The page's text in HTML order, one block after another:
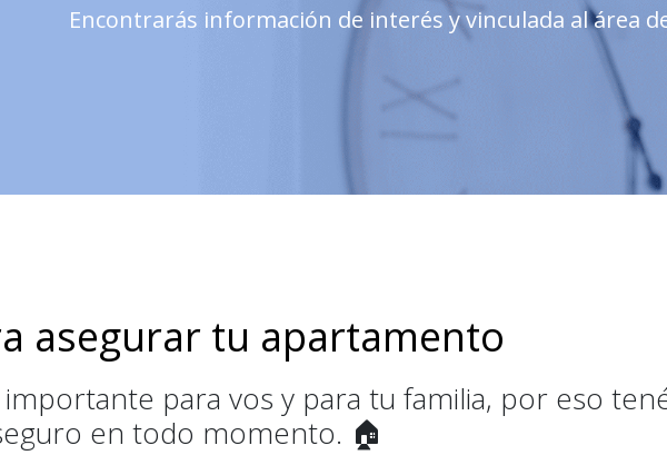
Encontrarás información de interés y vinculada al área
asegurar tu apartamento
para vos y para tu familia, por eso
en todo momento. 🏠